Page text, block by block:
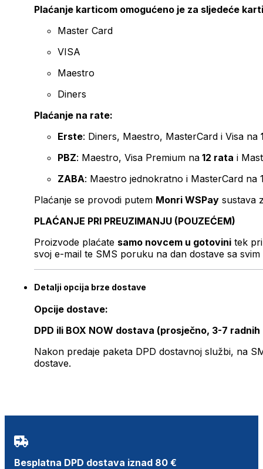
Plaćanje karticom omogućeno je za sljedeće
Master Card
VISA
Maestro
Diners
Plaćanje na rate:
Erste: Diners, Maestro, MasterCard i Visa na
PBZ: Maestro, Visa Premium na 12 rata i
ZABA: Maestro jednokratno i MasterCard na
Plaćanje se provodi putem Monri WSPay sustava
PLAĆANJE PRI PREUZIMANJU (POUZEĆEM)
Proizvode plaćate samo novcem u gotovini tek
svoj e-mail te SMS poruku na dan dostave sa svim
Detalji opcija brze dostave
Opcije dostave:
DPD ili BOX NOW dostava (prosječno, 3-7 radnih
Nakon predaje paketa DPD dostavnoj službi, na
dostave.
Besplatna DPD dostava iznad 80 €